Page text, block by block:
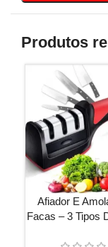
Produtos
Afiador E
Facas – 3 Tipos